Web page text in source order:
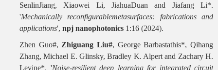
SenlinJiang, Xiaowei Li, JiahuaDuan and Jiafang Li*.
'Mechanically reconfigurablemetasurfaces: fabrications and
applications', npj nanophotonics 1:16 (2024).
Zhen Guo#, Zhiguang Liu#, George Barbastathis*, Qihang
Zhang, Michael E. Glinsky, Bradley K. Alpert and Zachary H.
Levine*. 'Noise-resilient deep learning for integrated circuit